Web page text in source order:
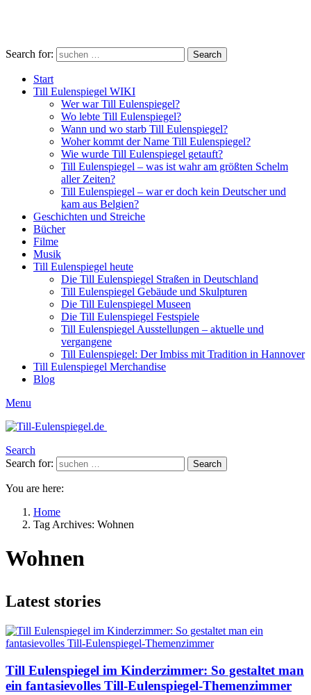
Search for: Search
Start
Till Eulenspiegel WIKI
Wer war Till Eulenspiegel?
Wo lebte Till Eulenspiegel?
Wann und wo starb Till Eulenspiegel?
Woher kommt der Name Till Eulenspiegel?
Wie wurde Till Eulenspiegel getauft?
Till Eulenspiegel – was ist wahr am größten Schelm
aller Zeiten?
Till Eulenspiegel – war er doch kein Deutscher und
kam aus Belgien?
Geschichten und Streiche
Bücher
Filme
Musik
Till Eulenspiegel heute
Die Till Eulenspiegel Straßen in Deutschland
Till Eulenspiegel Gebäude und Skulpturen
Die Till Eulenspiegel Museen
Die Till Eulenspiegel Festspiele
Till Eulenspiegel Ausstellungen – aktuelle und
vergangene
Till Eulenspiegel: Der Imbiss mit Tradition in Hannover
Till Eulenspiegel Merchandise
Blog
Menu
Search
Search for:
Search
You are here:
Home
Tag Archives: Wohnen
Wohnen
Latest stories
Till Eulenspiegel im Kinderzimmer: So gestaltet man
ein fantasievolles Till-Eulenspiegel-Themenzimmer